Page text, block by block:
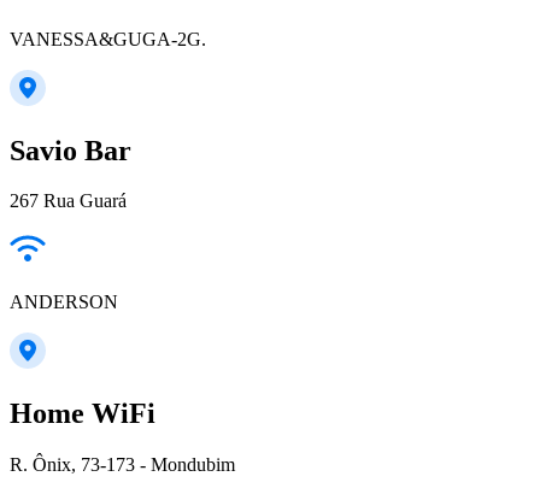
VANESSA&GUGA-2G.
Savio Bar
267 Rua Guará
ANDERSON
Home WiFi
R. Ônix, 73-173 - Mondubim